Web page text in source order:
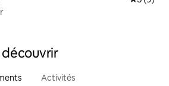
Activités